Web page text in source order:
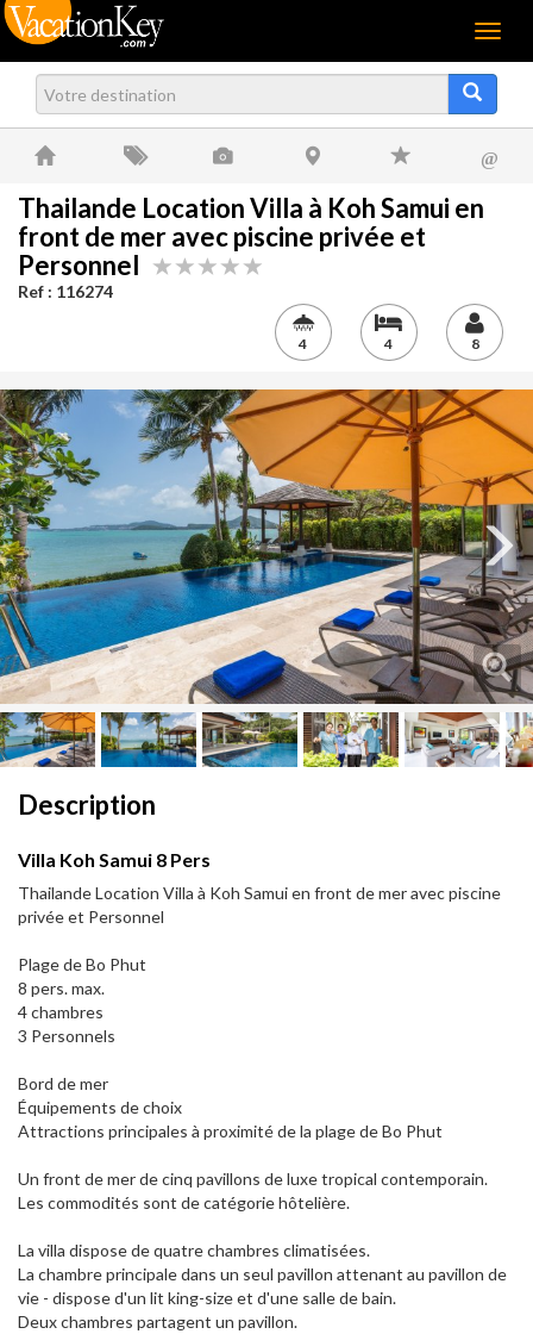
Menu
@
Thailande Location Villa à Koh Samui en
front de mer avec piscine privée et
Personnel
Ref : 116274
4 4 8
Next
Description
Villa Koh Samui 8 Pers
Thailande Location Villa à Koh Samui en front de mer avec piscine
privée et Personnel
Plage de Bo Phut
8 pers. max.
4 chambres
3 Personnels
Bord de mer
Équipements de choix
Attractions principales à proximité de la plage de Bo Phut
Un front de mer de cinq pavillons de luxe tropical contemporain.
Les commodités sont de catégorie hôtelière.
La villa dispose de quatre chambres climatisées.
La chambre principale dans un seul pavillon attenant au pavillon de
vie - dispose d'un lit king-size et d'une salle de bain.
Deux chambres partagent un pavillon.